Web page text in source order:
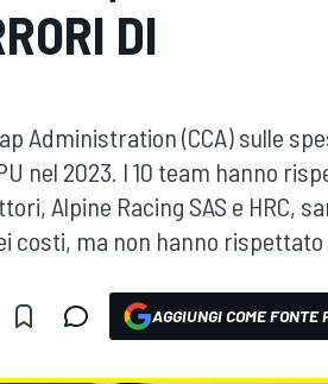
DI
Administration (CCA) sulle
nel 2023. I 10 team hanno
Alpine Racing SAS e HRC,
costi, ma non hanno rispettato
AGGIUNGI COME FONTE